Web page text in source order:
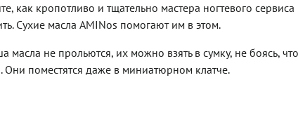
как кропотливо и тщательно мастера ногтевого сервиса
Сухие масла AMINos помогают им в этом.
не прольются, их можно взять в сумку, не боясь,
Они поместятся даже в миниатюрном клатче.